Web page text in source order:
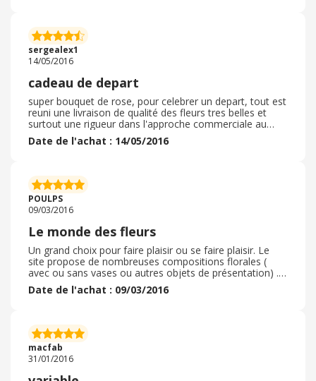
sergealex1
14/05/2016
cadeau de depart
super bouquet de rose, pour celebrer un depart, tout est
reuni une livraison de qualité des fleurs tres belles et
surtout une rigueur dans l'approche commerciale au
nom de la rose fait honneur à la fleur
Date de l'achat : 14/05/2016
POULPS
09/03/2016
Le monde des fleurs
Un grand choix pour faire plaisir ou se faire plaisir. Le
site propose de nombreuses compositions florales (
avec ou sans vases ou autres objets de présentation) .
les images permettent de se décider sur le choix du
bouquet. La livraison est tenue dans les délais annoncés.
Date de l'achat : 09/03/2016
macfab
31/01/2016